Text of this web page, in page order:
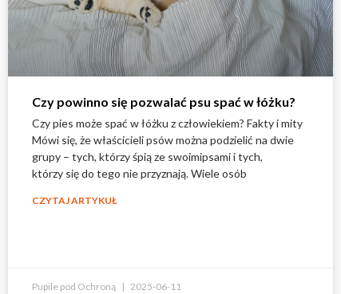
Czy powinno się pozwalać psu spać w łóżku?
Czy pies może spać w łóżku z człowiekiem? Fakty i mity
Mówi się, że właścicieli psów można podzielić na dwie
grupy – tych, którzy śpią ze swoimipsami i tych,
którzy się do tego nie przyznają. Wiele osób
CZYTAJ ARTYKUŁ
Pupile pod Ochroną 2025-06-11